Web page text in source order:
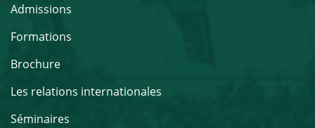
Admissions
Formations
Brochure
Les relations internationales
Séminaires